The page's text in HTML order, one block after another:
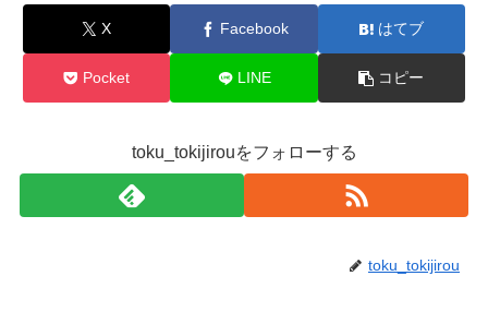
X Facebook はてブ
Pocket LINE コピー
toku_tokijirouをフォローする
toku_tokijirou